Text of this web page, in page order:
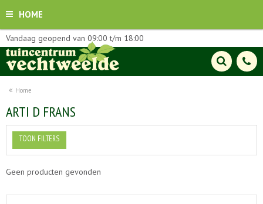
HOME
Home
Vandaag geopend van 09:00 t/m 18:00
ARTI D FRANS
TOON FILTERS
Geen producten gevonden